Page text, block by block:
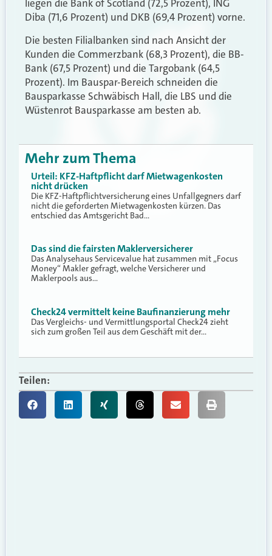
liegen die Bank of Scotland (72,5 Prozent), ING
Diba (71,6 Prozent) und DKB (69,4 Prozent) vorne.
Die besten Filialbanken sind nach Ansicht der
Kunden die Commerzbank (68,3 Prozent), die BB-
Bank (67,5 Prozent) und die Targobank (64,5
Prozent). Im Bauspar-Bereich schneiden die
Bausparkasse Schwäbisch Hall, die LBS und die
Wüstenrot Bausparkasse am besten ab.
Mehr zum Thema
Urteil: KFZ-Haftpflicht darf Mietwagenkosten
nicht drücken
Die KFZ-Haftpflichtversicherung eines Unfallgegners darf
nicht die geforderten Mietwagenkosten kürzen. Das
entschied das Amtsgericht Bad…
Das sind die fairsten Maklerversicherer
Das Analysehaus Servicevalue hat zusammen mit „Focus
Money“ Makler gefragt, welche Versicherer und
Maklerpools aus…
Check24 vermittelt keine Baufinanzierung mehr
Das Vergleichs- und Vermittlungsportal Check24 zieht
sich zum großen Teil aus dem Geschäft mit der…
Teilen: